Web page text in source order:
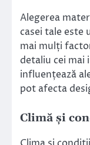
Alegerea
casei tale este
mai mulți
detaliu cei
influențează
pot afecta
Climă și